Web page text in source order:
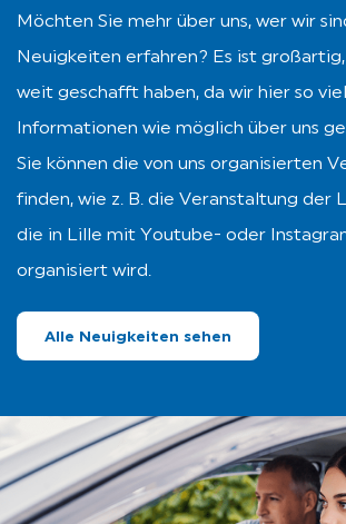
Möchten Sie mehr über uns, wer wir
Neuigkeiten erfahren? Es ist großartig,
weit geschafft haben, da wir hier so
Informationen wie möglich über uns
Sie können die von uns organisierten
finden, wie z. B. die Veranstaltung der
die in Lille mit Youtube- oder
organisiert wird.
Alle Neuigkeiten sehen